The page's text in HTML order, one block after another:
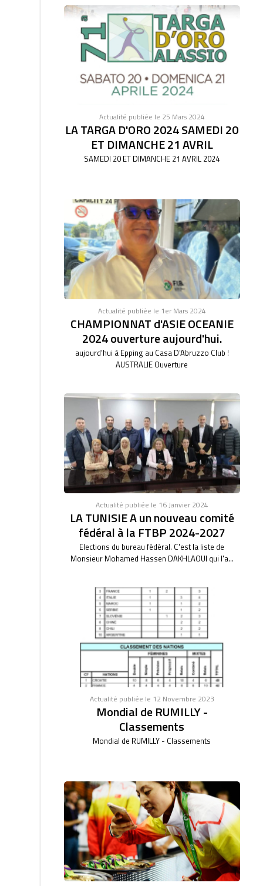
Actualité publiée le 25 Mars 2024
LA TARGA D'ORO 2024 SAMEDI 20
ET DIMANCHE 21 AVRIL
SAMEDI 20 ET DIMANCHE 21 AVRIL 2024
Actualité publiée le 1er Mars 2024
CHAMPIONNAT d'ASIE OCEANIE
2024 ouverture aujourd'hui.
aujourd'hui à Epping au Casa D'Abruzzo Club !
AUSTRALIE Ouverture
Actualité publiée le 16 Janvier 2024
LA TUNISIE A un nouveau comité
fédéral à la FTBP 2024-2027
Elections du bureau fédéral. C'est la liste de
Monsieur Mohamed Hassen DAKHLAOUI qui l'a...
Actualité publiée le 12 Novembre 2023
Mondial de RUMILLY -
Classements
Mondial de RUMILLY - Classements